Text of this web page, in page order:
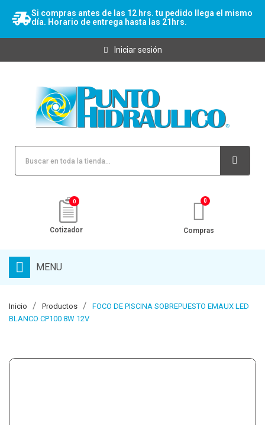
Si compras antes de las 12 hrs. tu pedido llega el mismo
día. Horario de entrega hasta las 21hrs.
Iniciar sesión
0
Cotizador Compras
MENU
Inicio Productos
FOCO DE PISCINA SOBREPUESTO EMAUX LED
BLANCO CP100 8W 12V